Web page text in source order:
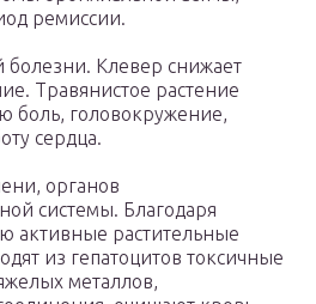
ремиссии.
болезни. Клевер снижает
Травянистое растение
боль, головокружение,
сердца.
органов
системы. Благодаря
активные растительные
из гепатоцитов токсичные
металлов,